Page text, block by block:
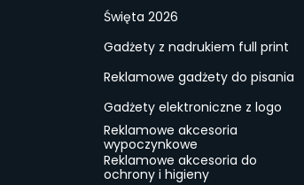
Święta 2026
Gadżety z nadrukiem full print
Reklamowe gadżety do pisania
Gadżety elektroniczne z logo
Reklamowe akcesoria
wypoczynkowe
Reklamowe akcesoria do
ochrony i higieny